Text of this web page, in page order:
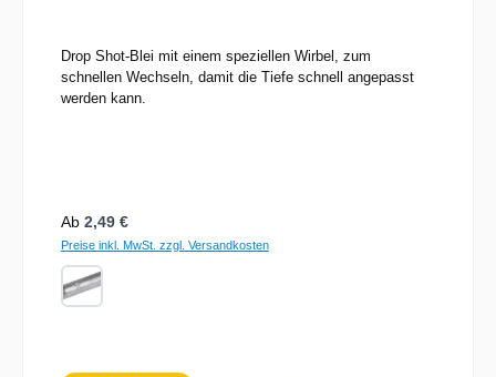
Drop Shot-Blei mit einem speziellen Wirbel, zum
schnellen Wechseln, damit die Tiefe schnell angepasst
werden kann.
Regulärer Preis:
Ab 2,49 €
Preise inkl. MwSt. zzgl. Versandkosten